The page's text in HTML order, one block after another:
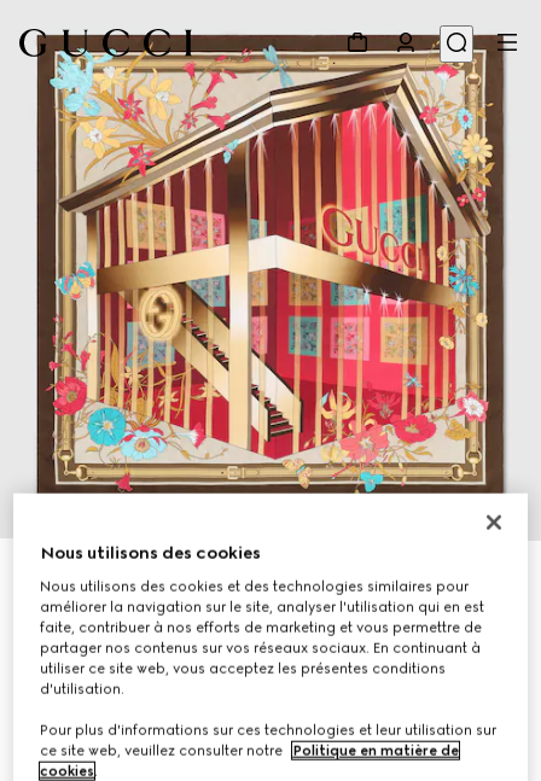
Carré en twill de soie imprimé
CHF 380
Nous utilisons des cookies
Nous utilisons des cookies et des technologies similaires pour
améliorer la navigation sur le site, analyser l'utilisation qui en est
faite, contribuer à nos efforts de marketing et vous permettre de
partager nos contenus sur vos réseaux sociaux. En continuant à
utiliser ce site web, vous acceptez les présentes conditions
d'utilisation.
Pour plus d'informations sur ces technologies et leur utilisation sur
ce site web, veuillez consulter notre
Politique en matière de
cookies.